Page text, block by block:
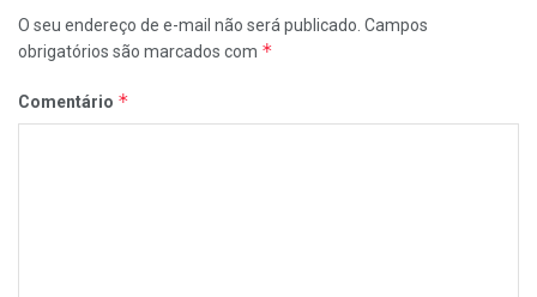
O seu endereço de e-mail não será publicado. Campos
obrigatórios são marcados com *
Comentário *